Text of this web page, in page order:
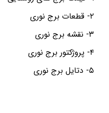
۲- قطعات برج نوری
۳- نقشه برج نوری
۴- پروژکتور برج نوری
۵- دتایل برج نوری